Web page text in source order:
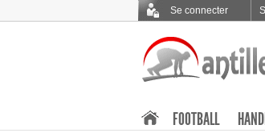
Se connecter
FOOTBALL